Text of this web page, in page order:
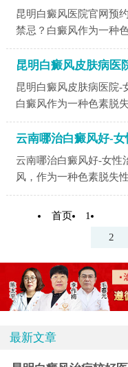
昆明白癜风医院官网预
禁忌？白癜风作为一种
昆明白癜风皮肤病医
昆明白癜风皮肤病医院-
白癜风作为一种色素脱
云南哪治白癜风好-
云南哪治白癜风好-女性
风，作为一种色素脱失
首页
1
2
最新文章